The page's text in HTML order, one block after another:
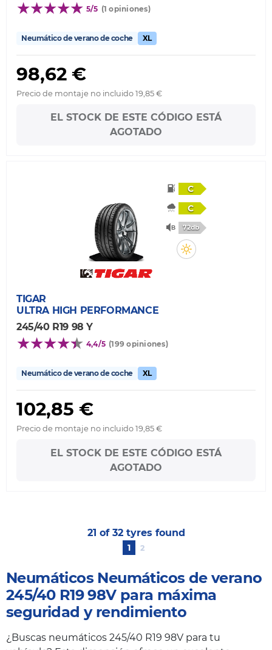
5/5 (1 opiniones)
Neumático de verano de coche XL
98,62 €
Precio de montaje no incluido 19,85 €
EL STOCK DE ESTE CÓDIGO ESTÁ
AGOTADO
C
C
72db
TIGAR
ULTRA HIGH PERFORMANCE
245/40 R19 98 Y
4,4/5 (199 opiniones)
Neumático de verano de coche XL
102,85 €
Precio de montaje no incluido 19,85 €
EL STOCK DE ESTE CÓDIGO ESTÁ
AGOTADO
1 2
21 of 32 tyres found
Neumáticos Neumáticos de verano
245/40 R19 98V para máxima
seguridad y rendimiento
¿Buscas neumáticos 245/40 R19 98V para tu